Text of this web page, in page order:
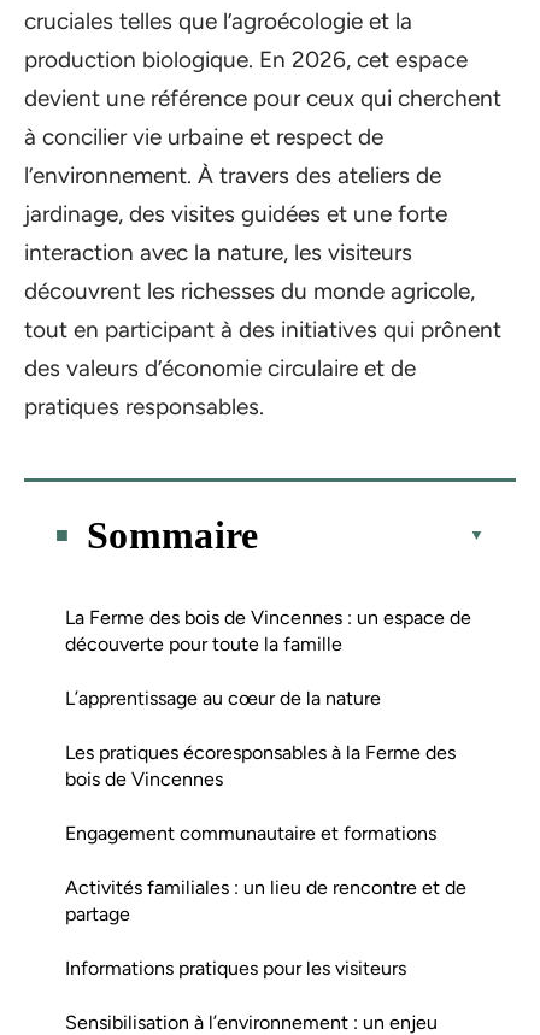
cruciales telles que l’agroécologie et la
production biologique. En 2026, cet espace
devient une référence pour ceux qui cherchent
à concilier vie urbaine et respect de
l’environnement. À travers des ateliers de
jardinage, des visites guidées et une forte
interaction avec la nature, les visiteurs
découvrent les richesses du monde agricole,
tout en participant à des initiatives qui prônent
des valeurs d’économie circulaire et de
pratiques responsables.
Sommaire
La Ferme des bois de Vincennes : un espace de
découverte pour toute la famille
L’apprentissage au cœur de la nature
Les pratiques écoresponsables à la Ferme des
bois de Vincennes
Engagement communautaire et formations
Activités familiales : un lieu de rencontre et de
partage
Informations pratiques pour les visiteurs
Sensibilisation à l’environnement : un enjeu